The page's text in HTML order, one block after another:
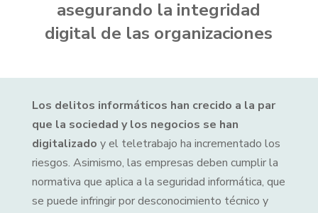
asegurando la integridad
digital de las organizaciones
Los delitos informáticos han crecido a la par
que la sociedad y los negocios se han
digitalizado y el teletrabajo ha incrementado los
riesgos. Asimismo, las empresas deben cumplir la
normativa que aplica a la seguridad informática, que
se puede infringir por desconocimiento técnico y